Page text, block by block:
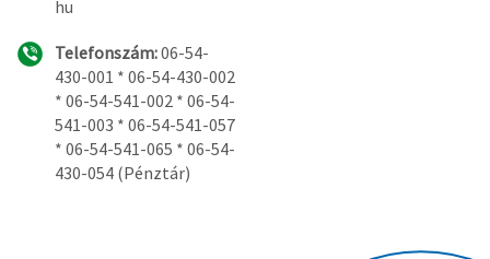
hu
Telefonszám:06-54-
430-001 * 06-54-430-002
* 06-54-541-002 * 06-54-
541-003 * 06-54-541-057
* 06-54-541-065 * 06-54-
430-054 (Pénztár)